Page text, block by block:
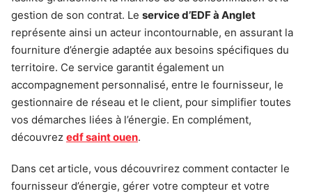
gestion de son contrat. Le service d’EDF à Anglet
représente ainsi un acteur incontournable, en assurant la
fourniture d’énergie adaptée aux besoins spécifiques du
territoire. Ce service garantit également un
accompagnement personnalisé, entre le fournisseur, le
gestionnaire de réseau et le client, pour simplifier toutes
vos démarches liées à l’énergie. En complément,
découvrez edf saint ouen.
Dans cet article, vous découvrirez comment contacter le
fournisseur d’énergie, gérer votre compteur et votre